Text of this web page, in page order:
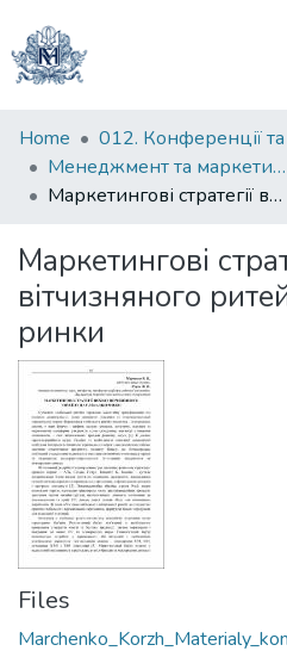
Communities
&
Collections
Statistics
Home
Менеджмент та маркетинг як фактори розвитку бізнесу : матеріали ІV Міжнародної науково-практичної конференції 15-17 квітня 2026 р.
Маркетингові стратегії виходу вітчизняного ритейлу на глобальні ринки
Маркетингові
вітчизняного
ринки
Files